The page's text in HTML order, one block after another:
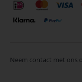
Neem contact met ons